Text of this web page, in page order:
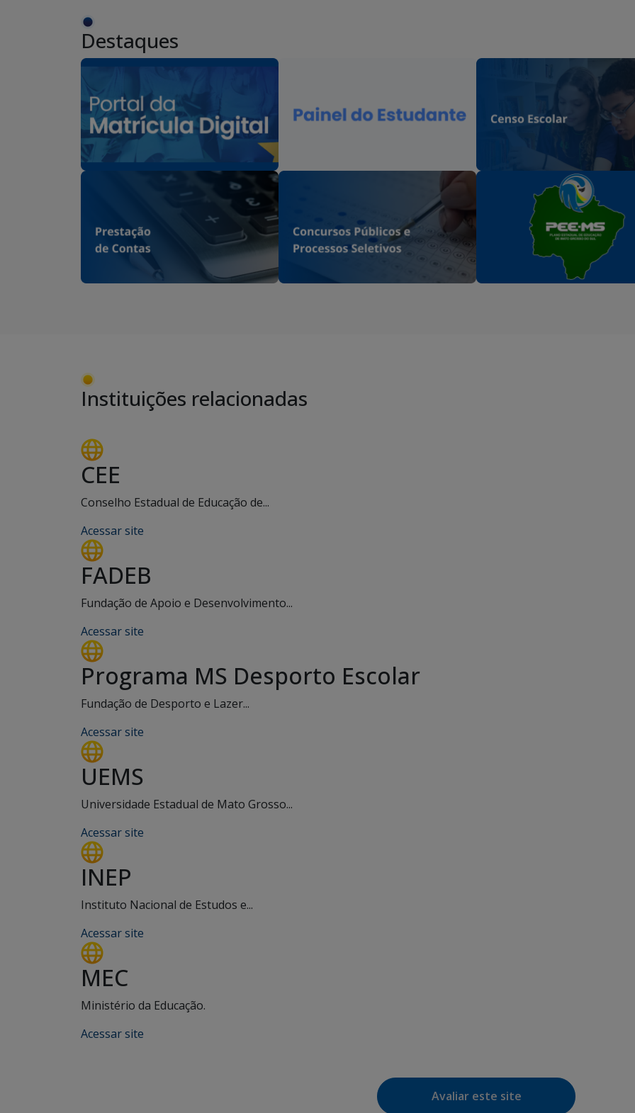
Destaques
Instituições relacionadas
CEE
Conselho Estadual de Educação de...
Acessar site
FADEB
Fundação de Apoio e Desenvolvimento...
Acessar site
Programa MS Desporto Escolar
Fundação de Desporto e Lazer...
Acessar site
UEMS
Universidade Estadual de Mato Grosso...
Acessar site
INEP
Instituto Nacional de Estudos e...
Acessar site
MEC
Ministério da Educação.
Acessar site
Avaliar este site